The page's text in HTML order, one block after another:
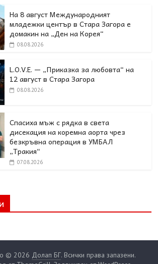
На 8 август Международният
младежки център в Стара Загора е
домакин на „Ден на Корея“
08.08.2026
L.O.V.E. — „Приказка за любовта“ на
12 август в Стара Загора
08.08.2026
Спасиха мъж с рядка в света
дисекация на коремна аорта чрез
безкръвна операция в УМБАЛ
„Тракия“
07.08.2026
© 2026 Долап БГ. Всички права запазени.